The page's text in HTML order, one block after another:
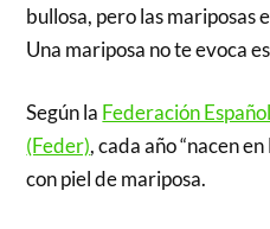
bullosa, pero las mariposas
Una mariposa no te evoca
Según la Federación
(Feder), cada año “nacen
con piel de mariposa.